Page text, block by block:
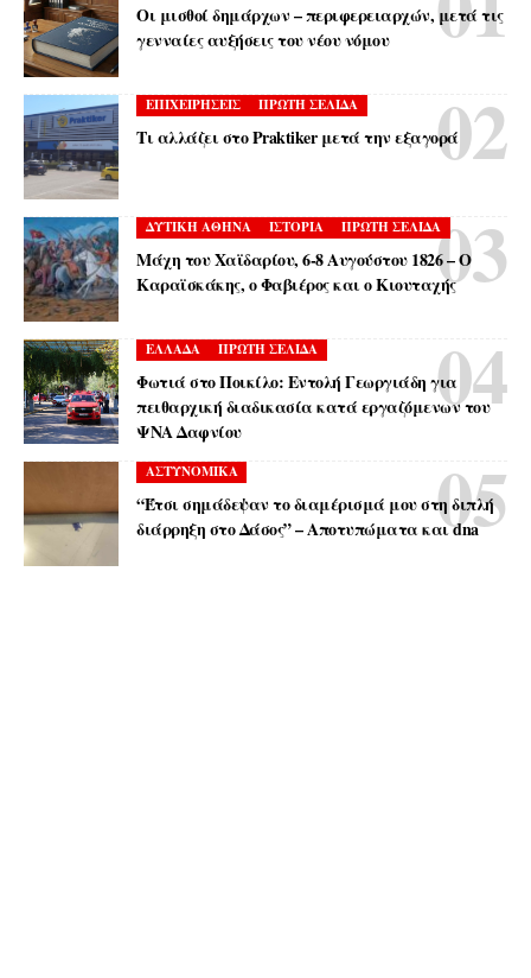
Οι μισθοί δημάρχων – περιφερειαρχών, μετά τις
γενναίες αυξήσεις του νέου νόμου
ΕΠΙΧΕΙΡΗΣΕΙΣ ΠΡΩΤΗ ΣΕΛΙΔΑ
Τι αλλάζει στο Praktiker μετά την εξαγορά
ΔΥΤΙΚΗ ΑΘΗΝΑ ΙΣΤΟΡΙΑ ΠΡΩΤΗ ΣΕΛΙΔΑ
Μάχη του Χαϊδαρίου, 6-8 Αυγούστου 1826 – Ο
Καραϊσκάκης, ο Φαβιέρος και ο Κιουταχής
ΕΛΛΑΔΑ ΠΡΩΤΗ ΣΕΛΙΔΑ
Φωτιά στο Ποικίλο: Εντολή Γεωργιάδη για
πειθαρχική διαδικασία κατά εργαζόμενων του
ΨΝΑ Δαφνίου
ΑΣΤΥΝΟΜΙΚΑ
“Έτσι σημάδεψαν το διαμέρισμά μου στη διπλή
διάρρηξη στο Δάσος” – Αποτυπώματα και dna